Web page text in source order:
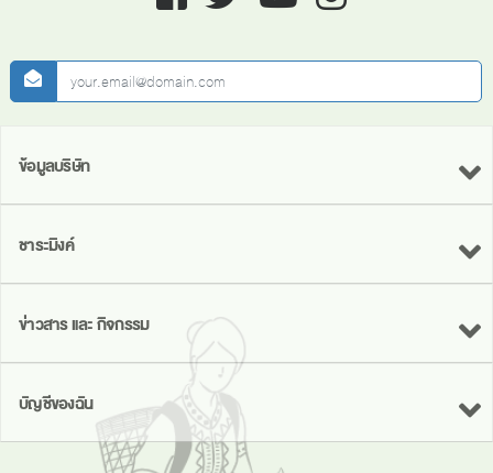
newsletter
ข้อมูลบริษัท
ชาระมิงค์
ข่าวสาร และ กิจกรรม
บัญชีของฉัน